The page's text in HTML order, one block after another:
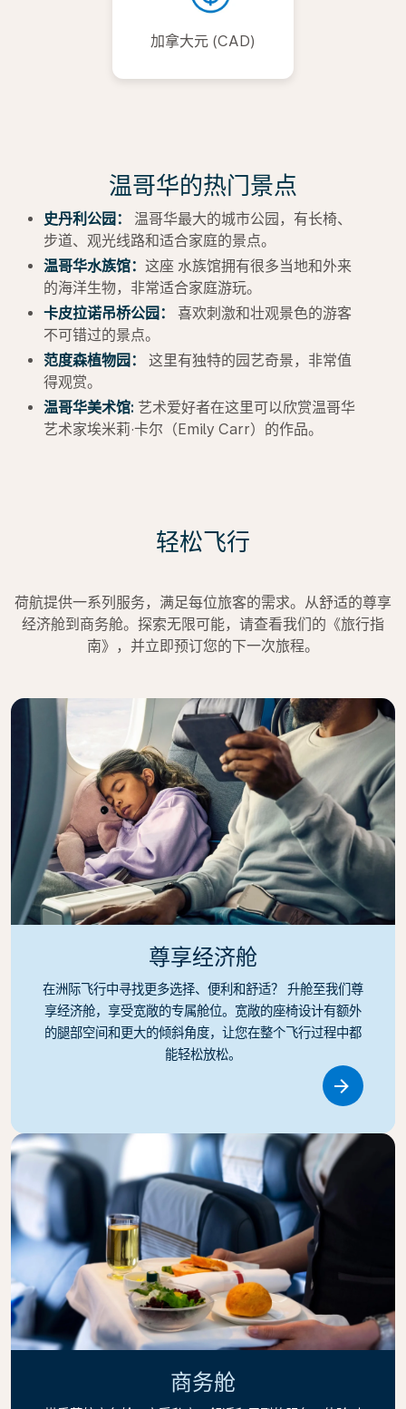
加拿大元 (CAD)
温哥华的热门景点
史丹利公园： 温哥华最大的城市公园，有长椅、
步道、观光线路和适合家庭的景点。
温哥华水族馆： 这座 水族馆拥有很多当地和外来
的海洋生物，非常适合家庭游玩。
卡皮拉诺吊桥公园： 喜欢刺激和壮观景色的游客
不可错过的景点。
范度森植物园：
这里有独特的园艺奇景，非常值
得观赏。
温哥华美术馆: 艺术爱好者在这里可以欣赏温哥华
艺术家埃米莉·卡尔（Emily Carr）的作品。
轻松飞行
荷航提供一系列服务，满足每位旅客的需求。从舒适的尊享
经济舱到商务舱。探索无限可能，请查看我们的《旅行指
南》，并立即预订您的下一次旅程。
尊享经济舱
在洲际飞行中寻找更多选择、便利和舒适？ 升舱至我们尊
享经济舱，享受宽敞的专属舱位。宽敞的座椅设计有额外
的腿部空间和更大的倾斜角度，让您在整个飞行过程中都
能轻松放松。
商务舱